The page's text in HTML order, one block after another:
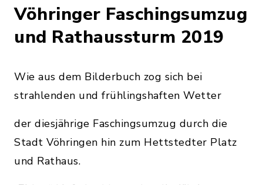
Vöhringer Faschingsumzug
und Rathaussturm 2019
Wie aus dem Bilderbuch zog sich bei
strahlenden und frühlingshaften Wetter
der diesjährige Faschingsumzug durch die
Stadt Vöhringen hin zum Hettstedter Platz
und Rathaus.